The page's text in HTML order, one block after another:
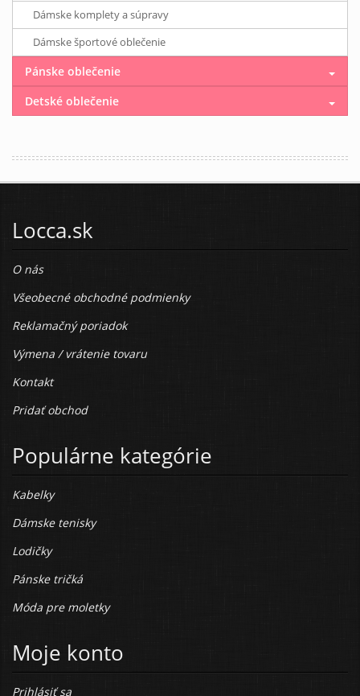
Dámske komplety a súpravy
Dámske športové oblečenie
Pánske oblečenie
Detské oblečenie
Locca.sk
O nás
Všeobecné obchodné podmienky
Reklamačný poriadok
Výmena / vrátenie tovaru
Kontakt
Pridať obchod
Populárne kategórie
Kabelky
Dámske tenisky
Lodičky
Pánske tričká
Móda pre moletky
Moje konto
Prihlásiť sa